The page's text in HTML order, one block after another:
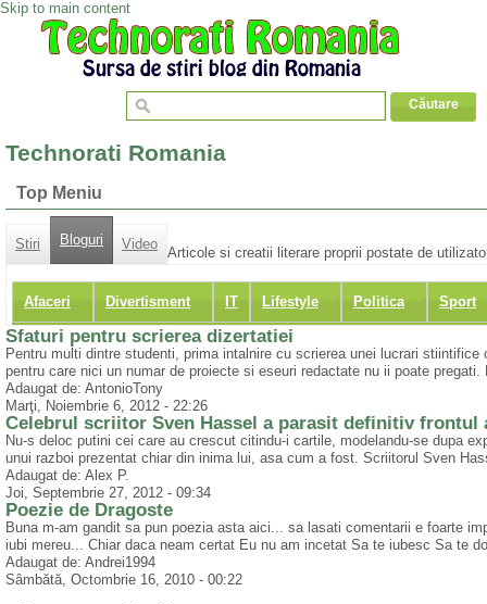
Skip to main content
Technorati Romania
Top Meniu
Stiri Bloguri Video
Afaceri Divertisment IT Lifestyle Politica Sport
Articole si creatii literare proprii postate de
Sfaturi pentru scrierea dizertatiei
Pentru multi dintre studenti, prima intalnire cu scrierea unei lucrari
pentru care nici un numar de proiecte si eseuri redactate nu ii poate
Adaugat de: AntonioTony
Marţi, Noiembrie 6, 2012 - 22:26
Celebrul scriitor Sven Hassel a parasit definitiv frontul
Nu-s deloc putini cei care au crescut citindu-i cartile, modelandu-se dupa
unui razboi prezentat chiar din inima lui, asa cum a fost. Scriitorul Sven
Adaugat de: Alex P.
Joi, Septembrie 27, 2012 - 09:34
Poezie de Dragoste
Buna m-am gandit sa pun poezia asta aici... sa lasati comentarii e foarte
iubi mereu... Chiar daca neam certat Eu nu am incetat Sa te iubesc Sa te
Adaugat de: Andrei1994
Sâmbătă, Octombrie 16, 2010 - 00:22